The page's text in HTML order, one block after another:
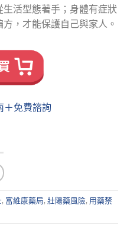
活型態著手；身體有症狀
，才能保護自己與家人。
＋免費諮詢
, 富維康藥局, 壯陽藥風險, 用藥禁